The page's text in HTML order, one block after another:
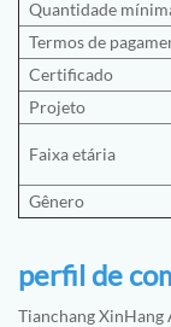
Quantidade
Termos de
Certificado
Projeto
Faixa etária
Gênero
perfil de
Tianchang XinHang